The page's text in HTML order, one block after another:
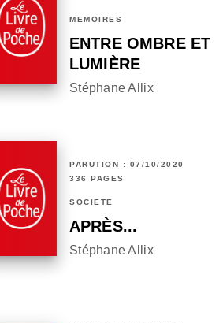
MÉMOIRES
ENTRE OMBRE ET
LUMIÈRE
Stéphane Allix
PARUTION : 07/10/2020
336 PAGES
SOCIÉTÉ
APRÈS...
Stéphane Allix